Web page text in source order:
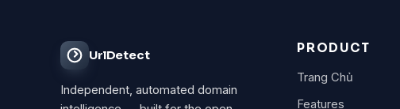
UrlDetect
Independent, automated domain
PRODUCT
Trang Chủ
Features